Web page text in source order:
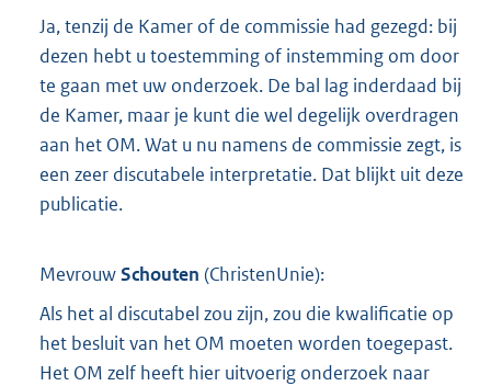
Ja, tenzij de Kamer of de commissie had gezegd: bij
dezen hebt u toestemming of instemming om door
te gaan met uw onderzoek. De bal lag inderdaad bij
de Kamer, maar je kunt die wel degelijk overdragen
aan het OM. Wat u nu namens de commissie zegt, is
een zeer discutabele interpretatie. Dat blijkt uit deze
publicatie.
MevrouwSchouten (ChristenUnie):
Als het al discutabel zou zijn, zou die kwalificatie op
het besluit van het OM moeten worden toegepast.
Het OM zelf heeft hier uitvoerig onderzoek naar